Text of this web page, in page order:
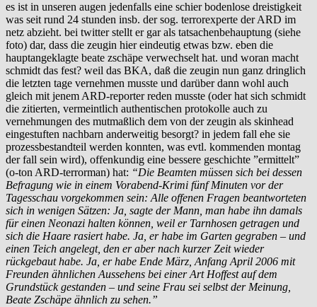
es ist in unseren augen jedenfalls eine schier bodenlose dreistigkeit
was seit rund 24 stunden insb. der sog. terrorexperte der ARD im
netz abzieht. bei twitter stellt er gar als tatsachenbehauptung (siehe
foto) dar, dass die zeugin hier eindeutig etwas bzw. eben die
hauptangeklagte beate zschäpe verwechselt hat. und woran macht
schmidt das fest? weil das BKA, daß die zeugin nun ganz dringlich
die letzten tage vernehmen musste und darüber dann wohl auch
gleich mit jenem ARD-reporter reden musste (oder hat sich schmidt
die zitierten, vermeintlich authentischen protokolle auch zu
vernehmungen des mutmaßlich dem von der zeugin als skinhead
eingestuften nachbarn anderweitig besorgt? in jedem fall ehe sie
prozessbestandteil werden konnten, was evtl. kommenden montag
der fall sein wird), offenkundig eine bessere geschichte ”ermittelt”
(o-ton ARD-terrorman) hat: “Die Beamten müssen sich bei dessen
Befragung wie in einem Vorabend-Krimi fünf Minuten vor der
Tagesschau vorgekommen sein: Alle offenen Fragen beantworteten
sich in wenigen Sätzen: Ja, sagte der Mann, man habe ihn damals
für einen Neonazi halten können, weil er Tarnhosen getragen und
sich die Haare rasiert habe. Ja, er habe im Garten gegraben – und
einen Teich angelegt, den er aber nach kurzer Zeit wieder
rückgebaut habe. Ja, er habe Ende März, Anfang April 2006 mit
Freunden ähnlichen Aussehens bei einer Art Hoffest auf dem
Grundstück gestanden – und seine Frau sei selbst der Meinung,
Beate Zschäpe ähnlich zu sehen.”